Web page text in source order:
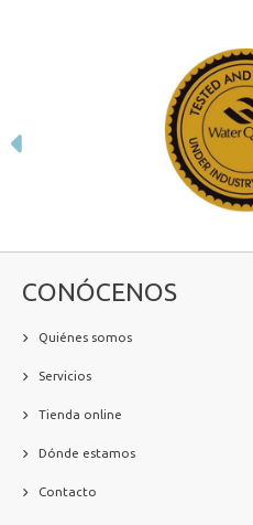
CONÓCENOS
Quiénes somos
Servicios
Tienda online
Dónde estamos
Contacto